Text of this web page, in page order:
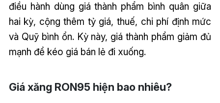
điều hành dùng giá thành phẩm bình quân giữa
hai kỳ, cộng thêm tỷ giá, thuế, chi phí định mức
và Quỹ bình ổn. Kỳ này, giá thành phẩm giảm đủ
mạnh để kéo giá bán lẻ đi xuống.
Giá xăng RON95 hiện bao nhiêu?